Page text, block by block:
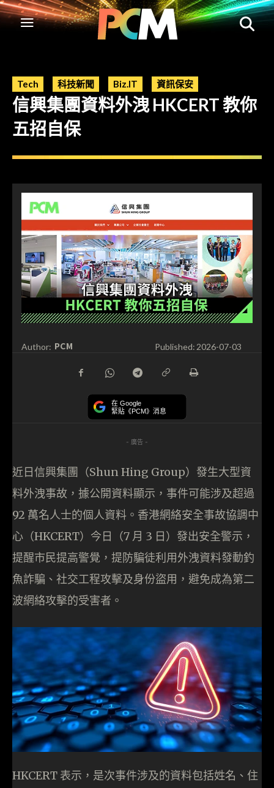
Tech 科技新聞 Biz.IT 資訊保安
信興集團資料外洩 HKCERT 教你
五招自保
Author: PCM Published: 2026-07-03
在 Google
緊貼《PCM》消息
- 廣告 -
近日信興集團（Shun Hing Group）發生大型資
料外洩事故，據公開資料顯示，事件可能涉及超過
92 萬名人士的個人資料。香港網絡安全事故協調中
心（HKCERT）今日（7 月 3 日）發出安全警示，
提醒市民提高警覺，提防騙徒利用外洩資料發動釣
魚詐騙、社交工程攻擊及身份盜用，避免成為第二
波網絡攻擊的受害者。
HKCERT 表示，是次事件涉及的資料包括姓名、住